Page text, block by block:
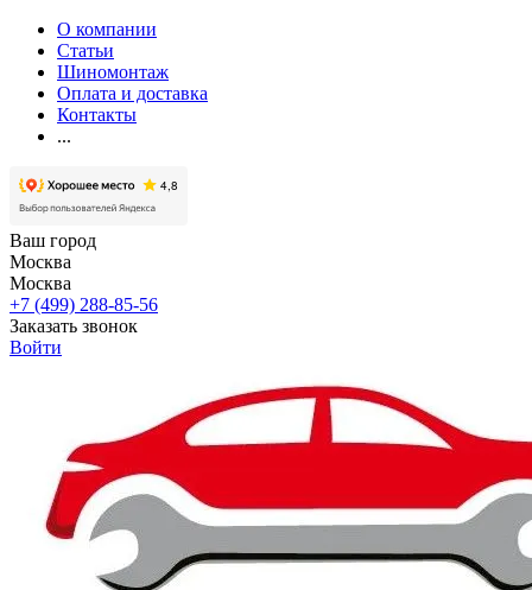
О компании
Статьи
Шиномонтаж
Оплата и доставка
Контакты
...
Ваш город
Москва
Москва
+7 (499) 288-85-56
Заказать звонок
Войти